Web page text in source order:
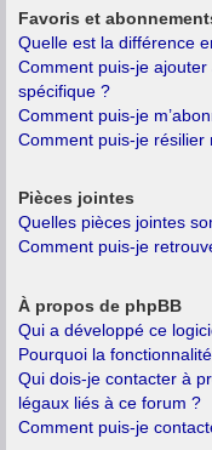
Favoris et
Quelle est la différence
Comment puis-je
spécifique ?
Comment puis-je
Comment puis-je résilier
Pièces jointes
Quelles pièces jointes
Comment puis-je
À propos de phpBB
Qui a développé ce
Pourquoi la
Qui dois-je contacter à
légaux liés à ce forum ?
Comment puis-je